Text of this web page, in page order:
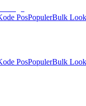
PosPopulerBulk
PosPopulerBulk